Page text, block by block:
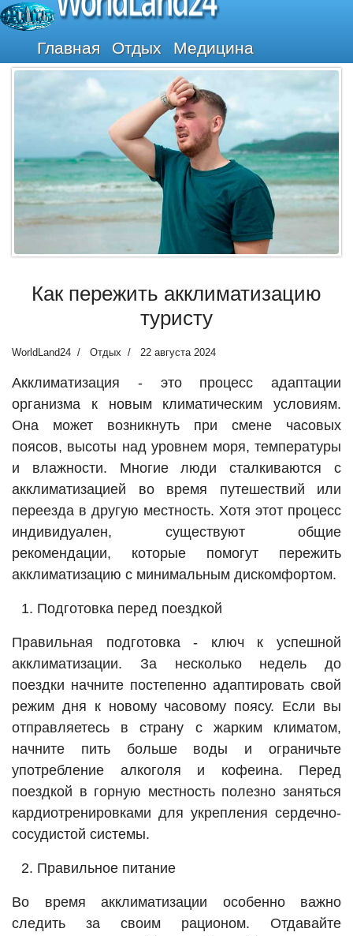
Главная Отдых Медицина
Как пережить акклиматизацию
туристу
WorldLand24 Отдых 22 августа 2024
Акклиматизация - это процесс адаптации
организма к новым климатическим условиям.
Она может возникнуть при смене часовых
поясов, высоты над уровнем моря, температуры
и влажности. Многие люди сталкиваются с
акклиматизацией во время путешествий или
переезда в другую местность. Хотя этот процесс
индивидуален, существуют общие
рекомендации, которые помогут пережить
акклиматизацию с минимальным дискомфортом.
Подготовка перед поездкой
Правильная подготовка - ключ к успешной
акклиматизации. За несколько недель до
поездки начните постепенно адаптировать свой
режим дня к новому часовому поясу. Если вы
отправляетесь в страну с жарким климатом,
начните пить больше воды и ограничьте
употребление алкоголя и кофеина. Перед
поездкой в горную местность полезно заняться
кардиотренировками для укрепления сердечно-
сосудистой системы.
Правильное питание
Во время акклиматизации особенно важно
следить за своим рационом. Отдавайте